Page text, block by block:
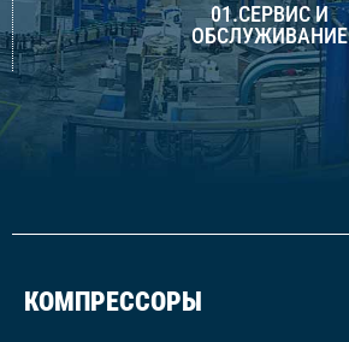
01.СЕРВИС И
ОБСЛУЖИВАНИЕ
КОМПРЕССОРЫ